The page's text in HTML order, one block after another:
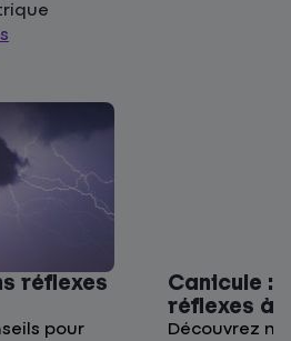
réflexes
pour
Canicule :
réflexes à
Découvrez